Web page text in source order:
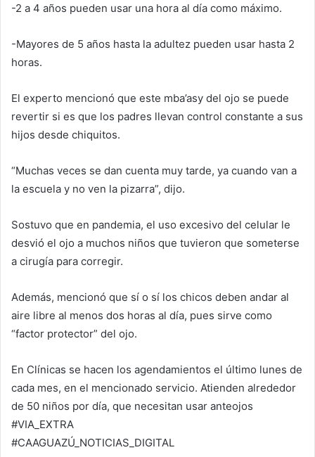
-2 a 4 años pueden usar una hora al día como máximo.
-Mayores de 5 años hasta la adultez pueden usar hasta 2
horas.
El experto mencionó que este mba’asy del ojo se puede
revertir si es que los padres llevan control constante a sus
hijos desde chiquitos.
“Muchas veces se dan cuenta muy tarde, ya cuando van a
la escuela y no ven la pizarra”, dijo.
Sostuvo que en pandemia, el uso excesivo del celular le
desvió el ojo a muchos niños que tuvieron que someterse
a cirugía para corregir.
Además, mencionó que sí o sí los chicos deben andar al
aire libre al menos dos horas al día, pues sirve como
“factor protector” del ojo.
En Clínicas se hacen los agendamientos el último lunes de
cada mes, en el mencionado servicio. Atienden alrededor
de 50 niños por día, que necesitan usar anteojos
#VIA_EXTRA
#CAAGUAZÚ_NOTICIAS_DIGITAL